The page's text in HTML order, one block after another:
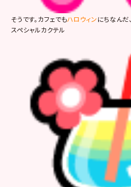
そうです。カフェでもハロウィンにちなんだ、
スペシャルカクテル